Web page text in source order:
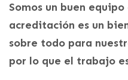
Somos un buen
acreditación es un
sobre todo para
por lo que el trabajo